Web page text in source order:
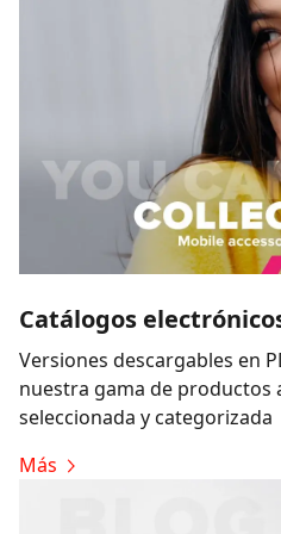
Catálogos
Versiones descargables en
nuestra gama de productos
seleccionada y categorizada
Más